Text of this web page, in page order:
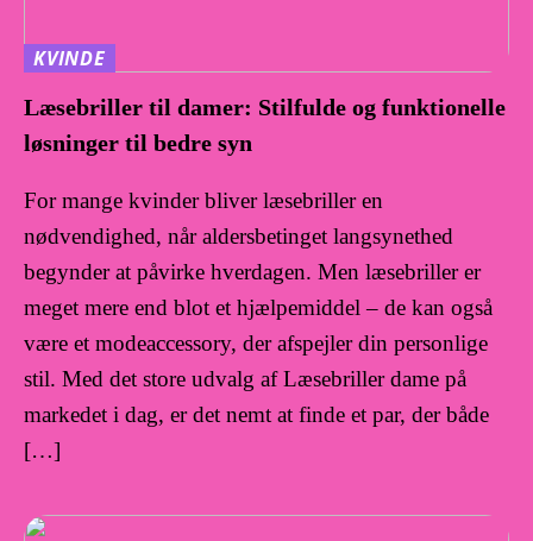
KVINDE
Læsebriller til damer: Stilfulde og funktionelle
løsninger til bedre syn
For mange kvinder bliver læsebriller en
nødvendighed, når aldersbetinget langsynethed
begynder at påvirke hverdagen. Men læsebriller er
meget mere end blot et hjælpemiddel – de kan også
være et modeaccessory, der afspejler din personlige
stil. Med det store udvalg af Læsebriller dame på
markedet i dag, er det nemt at finde et par, der både
[…]